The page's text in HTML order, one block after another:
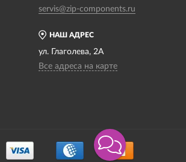
НАШ АДРЕС
ул. Глаголева, 2А
Все адреса на карте
servis@zip-components.ru